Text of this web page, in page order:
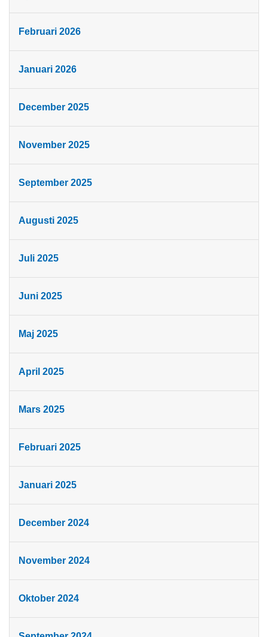
Februari 2026
Januari 2026
December 2025
November 2025
September 2025
Augusti 2025
Juli 2025
Juni 2025
Maj 2025
April 2025
Mars 2025
Februari 2025
Januari 2025
December 2024
November 2024
Oktober 2024